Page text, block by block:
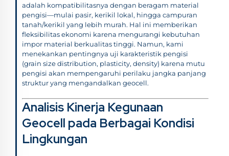
adalah kompatibilitasnya dengan beragam material
pengisi—mulai pasir, kerikil lokal, hingga campuran
tanah/kerikil yang lebih murah. Hal ini memberikan
fleksibilitas ekonomi karena mengurangi kebutuhan
impor material berkualitas tinggi. Namun, kami
menekankan pentingnya uji karakteristik pengisi
(grain size distribution, plasticity, density) karena mutu
pengisi akan mempengaruhi perilaku jangka panjang
struktur yang mengandalkan geocell.
Analisis Kinerja Kegunaan
Geocell pada Berbagai Kondisi
Lingkungan